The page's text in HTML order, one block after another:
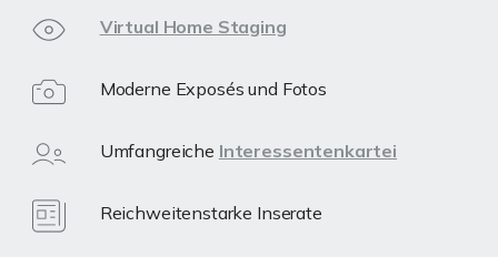
Virtual Home Staging
Moderne Exposés und Fotos
Umfangreiche Interessentenkartei
Reichweitenstarke Inserate